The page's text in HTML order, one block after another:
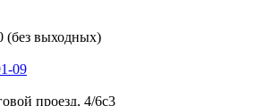
(без выходных)
09
проезд, 4/6с3